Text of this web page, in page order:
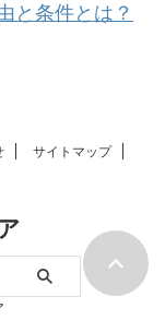
と条件とは？
サイトマップ